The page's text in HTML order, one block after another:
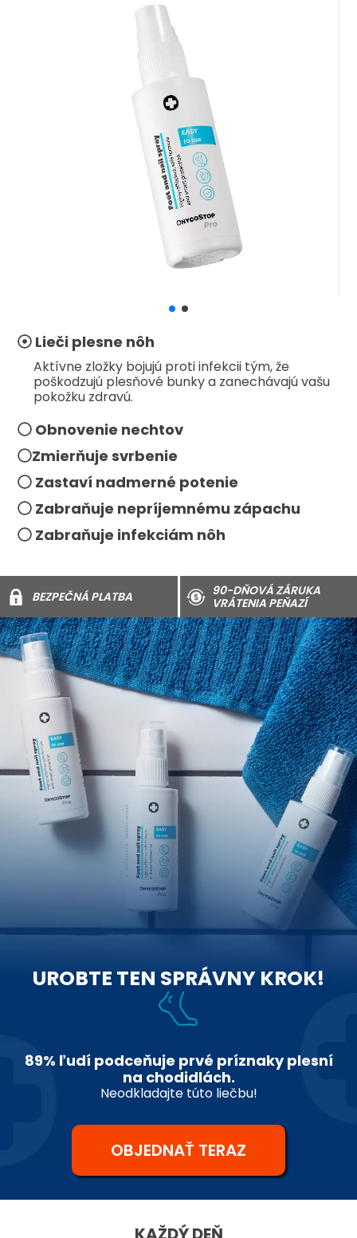
Lieči plesne nôh
Aktívne zložky bojujú proti infekcii tým, že
poškodzujú plesňové bunky a zanechávajú vašu
pokožku zdravú.
Obnovenie nechtov
Zmierňuje svrbenie
Zastaví nadmerné potenie
Zabraňuje nepríjemnému zápachu
Zabraňuje infekciám nôh
BEZPEČNÁ PLATBA
90-DŇOVÁ ZÁRUKA
VRÁTENIA PEŇAZÍ
UROBTE TEN SPRÁVNY KROK!
89% ľudí podceňuje prvé príznaky plesní
na chodidlách.
Neodkladajte túto liečbu!
OBJEDNAŤ TERAZ